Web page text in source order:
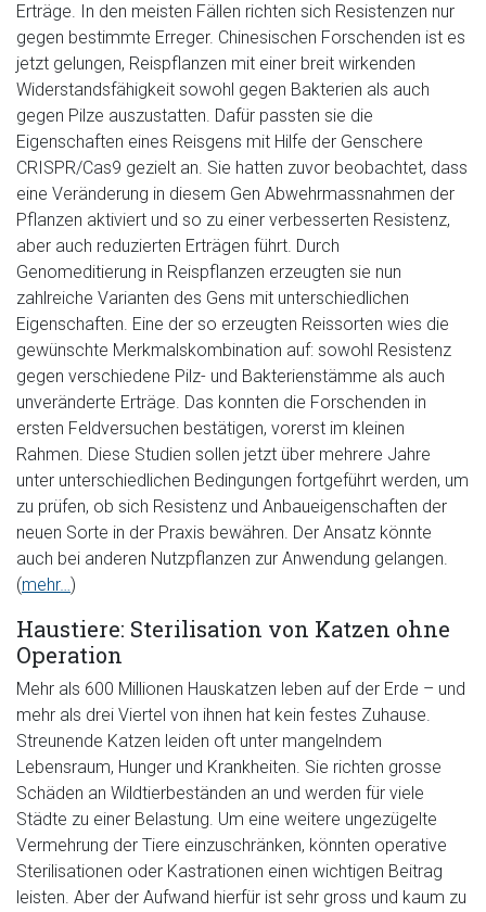
Erträge. In den meisten Fällen richten sich Resistenzen nur
gegen bestimmte Erreger. Chinesischen Forschenden ist es
jetzt gelungen, Reispflanzen mit einer breit wirkenden
Widerstandsfähigkeit sowohl gegen Bakterien als auch
gegen Pilze auszustatten. Dafür passten sie die
Eigenschaften eines Reisgens mit Hilfe der Genschere
CRISPR/Cas9 gezielt an. Sie hatten zuvor beobachtet, dass
eine Veränderung in diesem Gen Abwehrmassnahmen der
Pflanzen aktiviert und so zu einer verbesserten Resistenz,
aber auch reduzierten Erträgen führt. Durch
Genomeditierung in Reispflanzen erzeugten sie nun
zahlreiche Varianten des Gens mit unterschiedlichen
Eigenschaften. Eine der so erzeugten Reissorten wies die
gewünschte Merkmalskombination auf: sowohl Resistenz
gegen verschiedene Pilz- und Bakterienstämme als auch
unveränderte Erträge. Das konnten die Forschenden in
ersten Feldversuchen bestätigen, vorerst im kleinen
Rahmen. Diese Studien sollen jetzt über mehrere Jahre
unter unterschiedlichen Bedingungen fortgeführt werden, um
zu prüfen, ob sich Resistenz und Anbaueigenschaften der
neuen Sorte in der Praxis bewähren. Der Ansatz könnte
auch bei anderen Nutzpflanzen zur Anwendung gelangen.
(mehr…)
Haustiere: Sterilisation von Katzen ohne
Operation
Mehr als 600 Millionen Hauskatzen leben auf der Erde – und
mehr als drei Viertel von ihnen hat kein festes Zuhause.
Streunende Katzen leiden oft unter mangelndem
Lebensraum, Hunger und Krankheiten. Sie richten grosse
Schäden an Wildtierbeständen an und werden für viele
Städte zu einer Belastung. Um eine weitere ungezügelte
Vermehrung der Tiere einzuschränken, könnten operative
Sterilisationen oder Kastrationen einen wichtigen Beitrag
leisten. Aber der Aufwand hierfür ist sehr gross und kaum zu